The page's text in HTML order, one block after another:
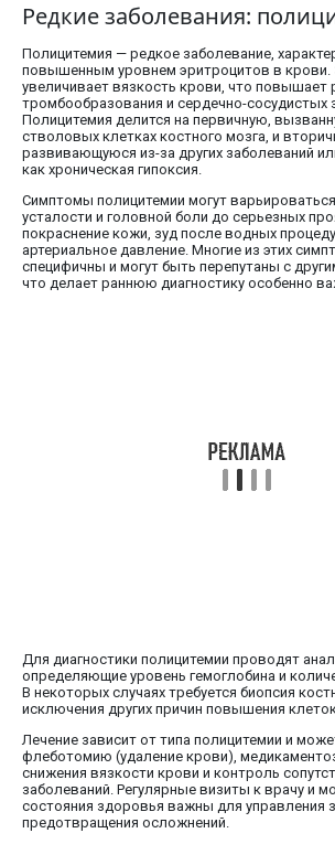
Редкие заболевания:
Полицитемия — редкое заболевание,
повышенным уровнем эритроцитов в крови.
увеличивает вязкость крови, что повышает
тромбообразования и сердечно-сосудистых
Полицитемия делится на первичную,
стволовых клетках костного мозга, и
развивающуюся из-за других заболеваний
как хроническая гипоксия.
Симптомы полицитемии могут
усталости и головной боли до серьезных
покраснение кожи, зуд после водных
артериальное давление. Многие из этих
специфичны и могут быть перепутаны с
что делает раннюю диагностику особенно
Для диагностики полицитемии проводят
определяющие уровень гемоглобина и
В некоторых случаях требуется биопсия
исключения других причин повышения
Лечение зависит от типа полицитемии и
флеботомию (удаление крови),
снижения вязкости крови и контроль
заболеваний. Регулярные визиты к врачу и
состояния здоровья важны для управления
предотвращения осложнений.